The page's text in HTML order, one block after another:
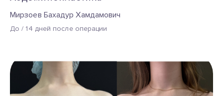
Мирзоев Бахадур Хамдамович
До / 14 дней после операции